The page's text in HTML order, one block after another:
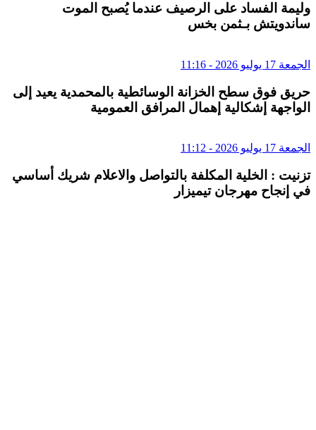
وليمة الفساد على الرصيف عندما يُصبح الموت
ساندويتش بـثمن بخس
الجمعة 17 يوليو 2026 - 11:16
حريق فوق سطح الخزانة الوسائطية بالمحمدية يعيد إلى
الواجهة إشكالية إهمال المرافق العمومية
الجمعة 17 يوليو 2026 - 11:12
تزنيت : الخلية المكلفة بالتواصل والاعلام شريك أساسي
في إنجاح مهرجان تيميزار